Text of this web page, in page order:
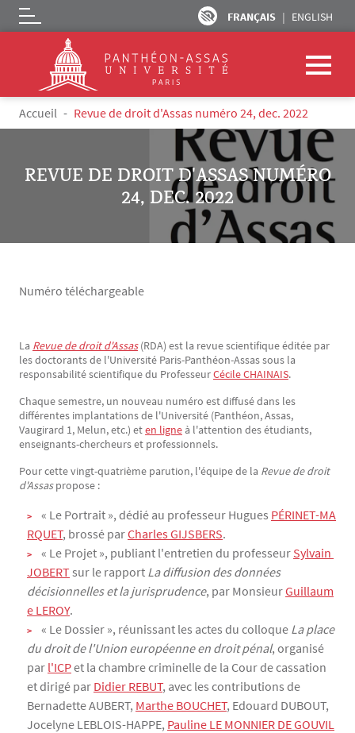
Aller au contenu principal
FRANÇAIS ENGLISH
Logo
Fil d'Ariane
Accueil Revue de droit d'Assas numéro 24, dec. 2022
REVUE DE DROIT D'ASSAS NUMÉRO
24, DEC. 2022
Numéro téléchargeable
Texte
La Revue de droit d'Assas (RDA) est la revue scientifique éditée par
les doctorants de l'Université Paris-Panthéon-Assas sous la
responsabilité scientifique du ProfesseurCécile CHAINAIS.
Chaque semestre, un nouveau numéro est diffusé dans les
différentes implantations de l'Université (Panthéon, Assas,
Vaugirard 1, Melun, etc.) eten ligne à l'attention des étudiants,
enseignants-chercheurs et professionnels.
Pour cette vingt-quatrième parution, l'équipe de la Revue de droit
d'Assaspropose :
« Le Portrait », dédié au professeur Hugues PÉRINET-MA
RQUET, brossé parCharles GIJSBERS.
« Le Projet », publiant l'entretien du professeur Sylvain
JOBERTsur le rapport La diffusion des données
décisionnelles et la jurisprudence, par MonsieurGuillaum
e LEROY.
« Le Dossier », réunissant les actes du colloque La place
du droit de l'Union européenne en droit pénal, organisé
par l'ICPet la chambre criminelle de la Cour de cassation
et dirigé par Didier REBUT, avec les contributions de
Bernadette AUBERT, Marthe BOUCHET, Edouard DUBOUT,
Jocelyne LEBLOIS-HAPPE, Pauline LE MONNIER DE GOUVIL